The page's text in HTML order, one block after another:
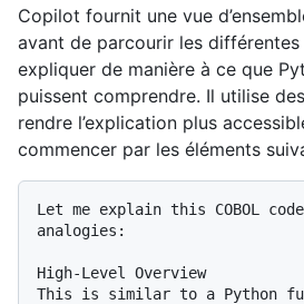
Copilot fournit une vue
avant de parcourir les
expliquer de manière à ce que
puissent comprendre. Il utilise
rendre l’explication plus
commencer par les éléments
Let me explain this COBOL
analogies:
High-Level Overview
This is similar to a Python